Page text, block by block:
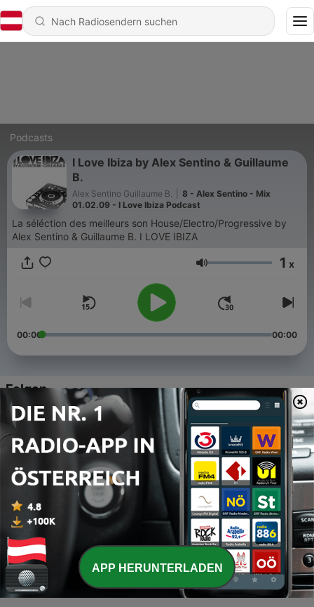
Podcasts
I Love Ibiza by Alex Sentino & Guillaume
B.
Alex Sentino Guillaume B.
8 - Alex Sentino - Mix
01.02.09 - I Love Ibiza Podcast
La séléction des meilleurs son House/Electro/Progressive by
Alex Sentino & Guillaume B. I LOVE IBIZA
Lautstärke 1 x
00:00 00:00
Folgen
8 - Alex Sentino - Mix 01.02.09 - I Love Ibiza Podcast
03 Feb. 2010
7 - Mix 01 Etienne.G
24 Jan. 2010
6 - Guillaume.B Mix 01 Pour ILOVEIBIZA
03 Jan. 2010
5 - Alex Sentino - Mix 20.12.09 - I Love Ibiza Podcast.
21 Dez. 2009
APP HERUNTERLADEN